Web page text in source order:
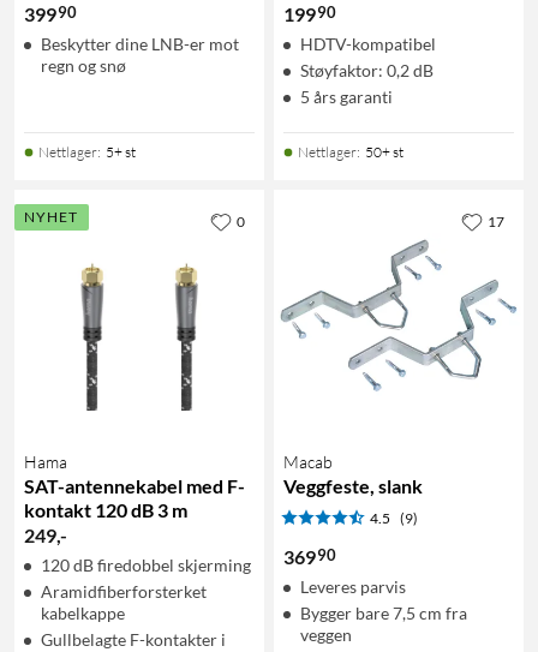
39990
Beskytter dine LNB-er mot
regn og snø
Nettlager: 5+ st
19990
HDTV-kompatibel
Støyfaktor: 0,2 dB
5 års garanti
Nettlager: 50+ st
NYHET
Hama
SAT-antennekabel med F-
kontakt 120 dB 3 m
249,-
120 dB firedobbel skjerming
Aramidfiberforsterket
kabelkappe
Gullbelagte F-kontakter i
0
Macab
Veggfeste, slank
4.5 (9)
36990
Leveres parvis
Bygger bare 7,5 cm fra
veggen
17